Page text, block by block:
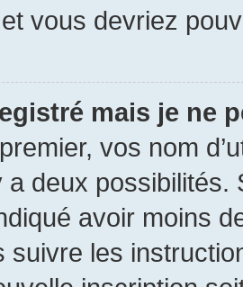
vous devriez
mais je ne
vos nom
deux possibilités.
avoir moins
suivre les